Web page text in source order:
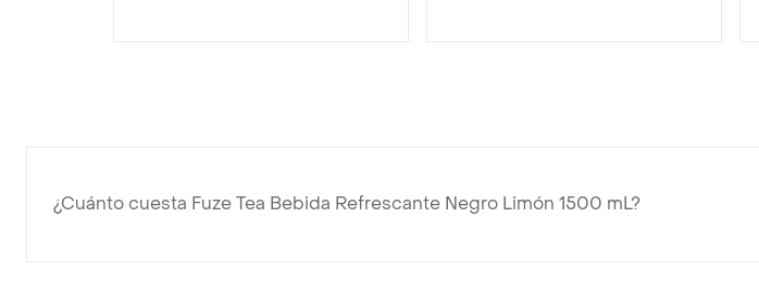
¿Cuánto cuesta Fuze Tea Bebida Refrescante Negro Limón 1500 mL?